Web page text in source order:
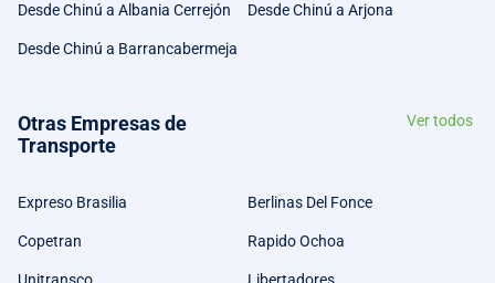
Desde Chinú a Albania Cerrejón Desde Chinú a Arjona
Desde Chinú a Barrancabermeja
Otras Empresas de
Transporte
Ver todos
Expreso Brasilia Berlinas Del Fonce
Copetran Rapido Ochoa